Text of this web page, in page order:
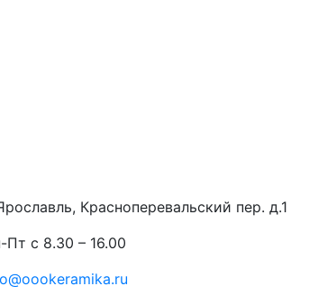
Красноперевальский пер. д.1
Пт с 8.30 – 16.00